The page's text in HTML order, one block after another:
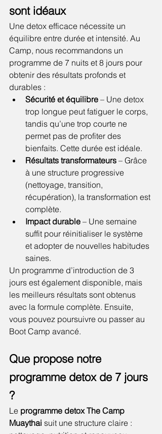
sont idéaux
Une detox efficace nécessite un
équilibre entre durée et intensité. Au
Camp, nous recommandons un
programme de 7 nuits et 8 jours pour
obtenir des résultats profonds et
durables :
Sécurité et équilibre – Une detox
trop longue peut fatiguer le corps,
tandis qu’une trop courte ne
permet pas de profiter des
bienfaits. Cette durée est idéale.
Résultats transformateurs – Grâce
à une structure progressive
(nettoyage, transition,
récupération), la transformation est
complète.
Impact durable – Une semaine
suffit pour réinitialiser le système
et adopter de nouvelles habitudes
saines.
Un programme d’introduction de 3
jours est également disponible, mais
les meilleurs résultats sont obtenus
avec la formule complète. Ensuite,
vous pouvez poursuivre ou passer au
Boot Camp avancé.
Que propose notre
programme detox de 7 jours
?
Le programme detox The Camp
Muaythai suit une structure claire :